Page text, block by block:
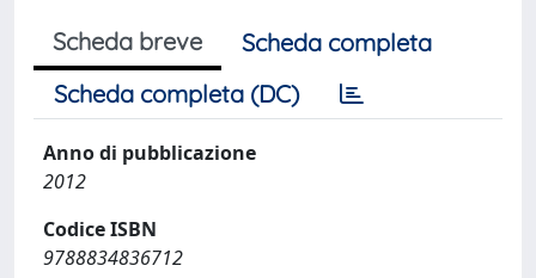
Scheda breve
Scheda completa
Scheda completa (DC)
Anno di pubblicazione
2012
Codice ISBN
9788834836712